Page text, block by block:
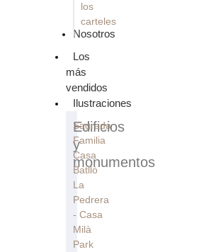
los
carteles
Nosotros
Los
más
vendidos
Ilustraciones
Edificios
y
monumentos
Sagrada
Familia
Casa
Batllò
La
Pedrera
- Casa
Milà
Park